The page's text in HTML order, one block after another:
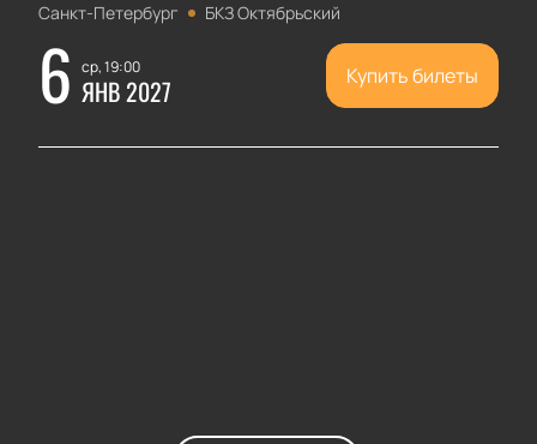
Санкт-Петербург БКЗ Октябрьский
6 ср, 19:00
ЯНВ 2027 Купить билеты